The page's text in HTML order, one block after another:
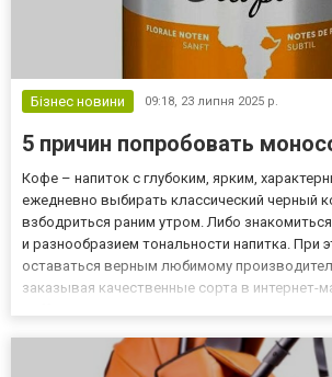
Бізнес новини 09:18, 23 липня 2025 р.
5 причин попробовать
Кофе – напиток с глубоким, ярким,
ежедневно выбирать классический черный
взбодриться раним утром. Либо
и разнообразием тональности напитка. При
оставаться верным любимому
заказывая качественные сорта в интернет-
что чувствуется еще...